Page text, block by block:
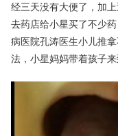
经三天没有大便了，加
去药店给小星买了不少
病医院孔涛医生小儿推
法，小星妈妈带着孩子